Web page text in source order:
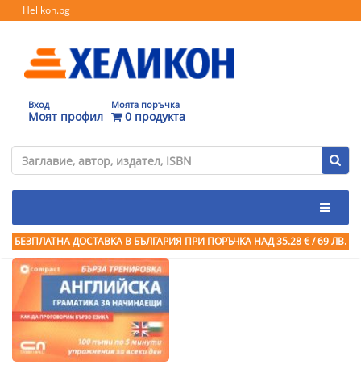
Helikon.bg
Вход
Моят профил
Моята поръчка
0 продукта
БЕЗПЛАТНА ДОСТАВКА В БЪЛГАРИЯ ПРИ ПОРЪЧКА НАД 35.28 € / 69 ЛВ.